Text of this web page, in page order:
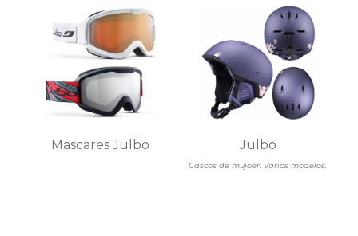
Mascares Julbo
Cascos de mujoer. Varios modelos.
Julbo